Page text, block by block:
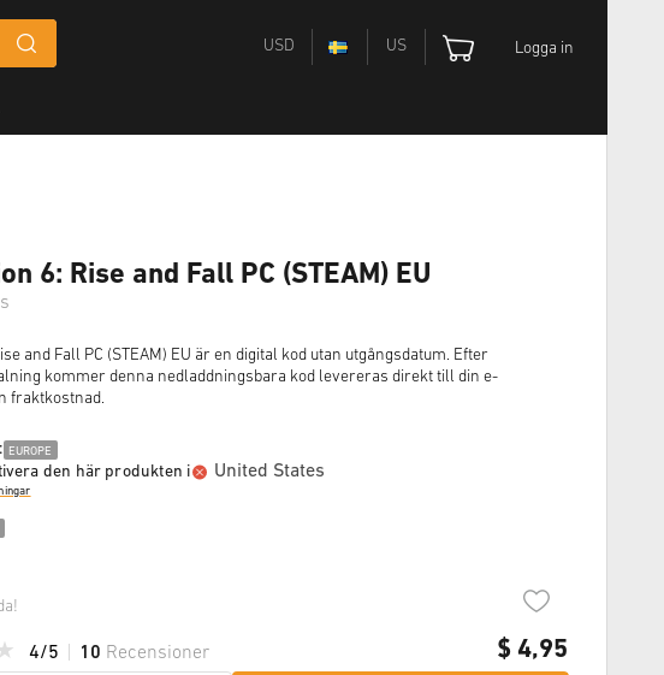
USD US Logga in
6: Rise and Fall PC (STEAM) EU
and Fall PC (STEAM) EU är en digital kod utan utgångsdatum. Efter
kommer denna nedladdningsbara kod levereras direkt till din e-
fraktkostnad.
EUROPE
den här produkten i United States
$ 4,95
4/5 10 Recensioner